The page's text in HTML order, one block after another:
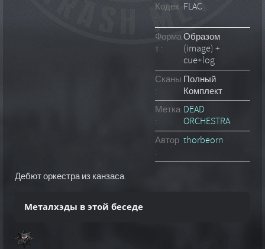
Кодек
:
FLAC
Форма
т :
Образом
(image) +
cue+log
Сканы
:
Полный
Комплект
Метка
:
DEAD
ORCHESTRA
Автор
:
thorbeorn
Дебют оркестра из канзаса.
Металхэды в этой беседе